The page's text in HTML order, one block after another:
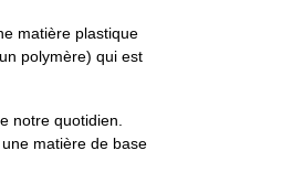
matière plastique
polymère) qui est
notre quotidien.
matière de base